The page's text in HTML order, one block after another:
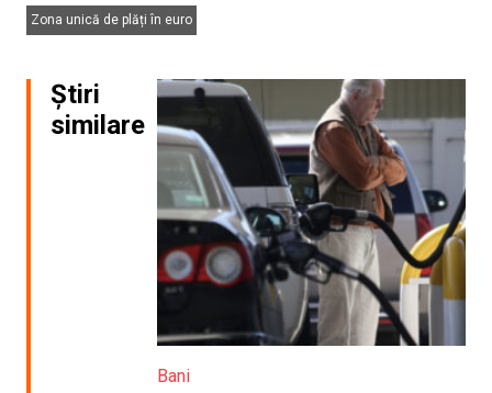
Zona unică de plăți în euro
Știri
similare
Bani